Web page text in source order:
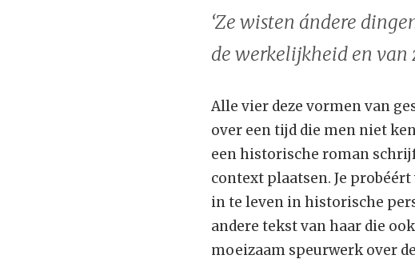
‘Ze wisten ándere
de werkelijkheid en van
Alle vier deze vormen van
over een tijd die men niet
een historische roman
context plaatsen. Je
in te leven in historische
andere tekst van haar die
moeizaam speurwerk over